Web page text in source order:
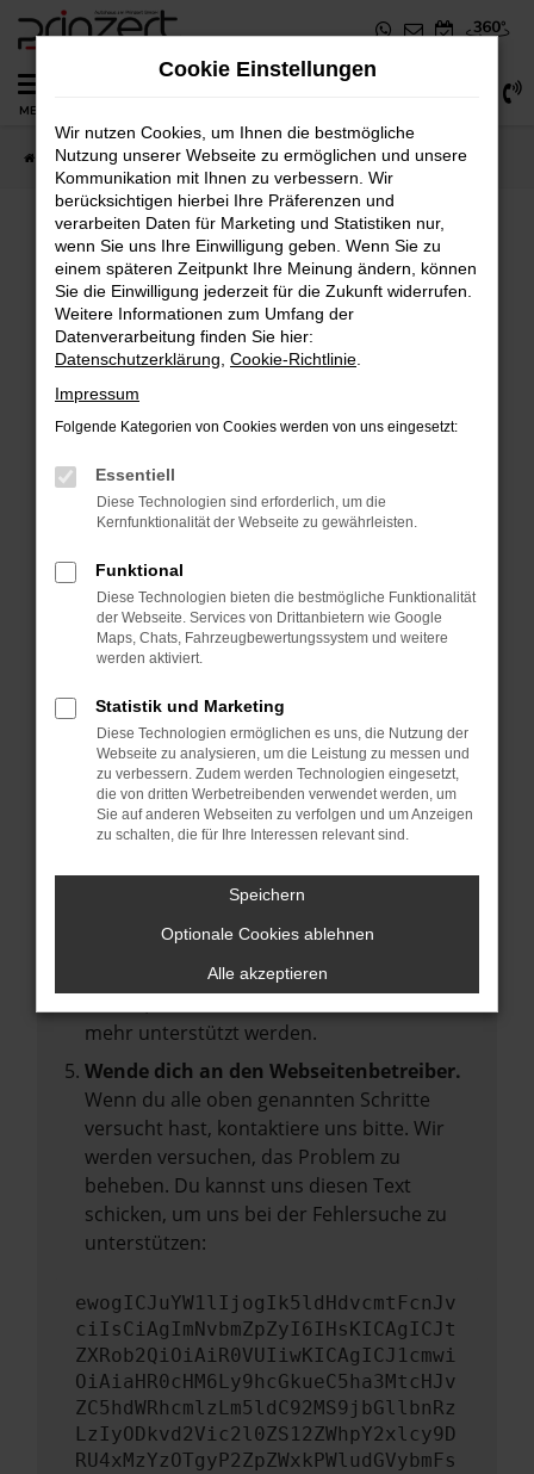
Zum
springen
MENÜ
Startseite Fahrzeugangebote Fahrzeug-Showroom
Fehler: Network Error
Beim Laden ist ein Fehler aufgetreten.
Hier sind ein paar Tipps, die dir helfen können:
Internetverbindung.
Laden andere Webseiten, zum Beispiel
Prüfe deine Browsererweiterungen.
Manche Erweiterungen, wie Werbeblocker,
können das Laden bestimmter Seiten
verhindern. Funktioniert die Seite in einem
anderen Browser oder in einem privaten
Fenster?
Starte dein Gerät neu.
Das kann manchmal helfen,
vorübergehende Probleme zu beheben.
Betriebssystem auf dem neuesten Stand
Veraltete Software birgt nicht nur ein
Sicherheitsrisiko, sondern kann auch dazu
mehr unterstützt werden.
Wende dich an den Webseitenbetreiber.
Wenn du alle oben genannten Schritte
versucht hast, kontaktiere uns bitte. Wir
werden versuchen, das Problem zu
beheben. Du kannst uns diesen Text
schicken, um uns bei der Fehlersuche zu
unterstützen:
ewogICJuYW1lIjogIk5ldHdvcmtFcnJv
ciIsCiAgImNvbmZpZyI6IHsKICAgICJt
ZXRob2QiOiAiR0VUIiwKICAgICJ1cmwi
OiAiaHR0cHM6Ly9hcGkueC5ha3MtcHJv
ZC5hdWRhcmlzLm5ldC92MS9jbGllbnRz
LzIyODkvd2Vic2l0ZS12ZWhpY2xlcy9D
RU4xMzYzOTgyP2ZpZWxkPWludGVybmFs
Cookie Einstellungen
Wir nutzen Cookies, um Ihnen die bestmögliche
Nutzung unserer Webseite zu ermöglichen und unsere
Kommunikation mit Ihnen zu verbessern. Wir
berücksichtigen hierbei Ihre Präferenzen und
verarbeiten Daten für Marketing und Statistiken nur,
wenn Sie uns Ihre Einwilligung geben. Wenn Sie zu
einem späteren Zeitpunkt Ihre Meinung ändern, können
Sie die Einwilligung jederzeit für die Zukunft widerrufen.
Weitere Informationen zum Umfang der
Datenverarbeitung finden Sie hier:
Datenschutzerklärung Cookie-Richtlinie
Impressum
Folgende Kategorien von Cookies werden von uns eingesetzt:
Essentiell
Diese Technologien sind erforderlich, um die
Kernfunktionalität der Webseite zu gewährleisten.
Funktional
Diese Technologien bieten die bestmögliche Funktionalität
der Webseite. Services von Drittanbietern wie Google
Maps, Chats, Fahrzeugbewertungssystem und weitere
werden aktiviert.
Statistik und Marketing
Diese Technologien ermöglichen es uns, die Nutzung der
Webseite zu analysieren, um die Leistung zu messen und
zu verbessern. Zudem werden Technologien eingesetzt,
die von dritten Werbetreibenden verwendet werden, um
Sie auf anderen Webseiten zu verfolgen und um Anzeigen
zu schalten, die für Ihre Interessen relevant sind.
Speichern
Optionale Cookies ablehnen
Alle akzeptieren